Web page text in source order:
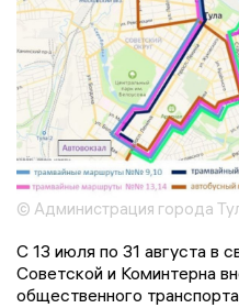
© Администрация города
С 13 июля по 31 августа в
Советской и Коминтерна
общественного